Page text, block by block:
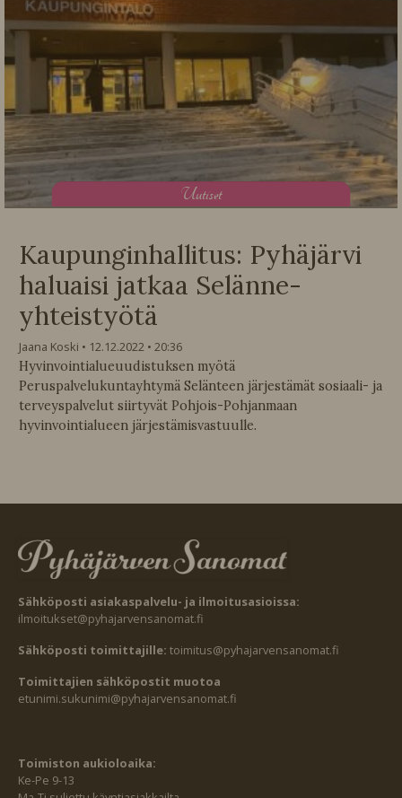
Uutiset
Kaupunginhallitus: Pyhäjärvi
haluaisi jatkaa Selänne-
yhteistyötä
Jaana Koski 12.12.2022
20:36
Hyvinvointialueuudistuksen myötä
Peruspalvelukuntayhtymä Selänteen järjestämät sosiaali- ja
terveyspalvelut siirtyvät Pohjois-Pohjanmaan
hyvinvointialueen järjestämisvastuulle.
Sähköposti asiakaspalvelu- ja ilmoitusasioissa:
ilmoitukset@pyhajarvensanomat.fi
Sähköposti toimittajille: toimitus@pyhajarvensanomat.fi
Toimittajien sähköpostit muotoa
etunimi.sukunimi@pyhajarvensanomat.fi
Toimiston aukioloaika:
Ke-Pe 9-13